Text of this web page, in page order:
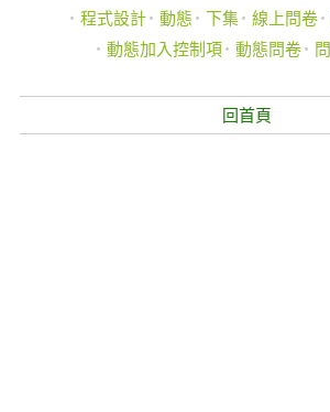
程式設計 動態 下集 線上問卷
動態加入控制項 動態問卷
回首頁